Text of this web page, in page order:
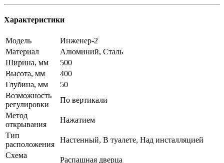
Характеристики
Модель
Инженер-2
Материал
Алюминий, Сталь
Ширина, мм
500
Высота, мм
400
Глубина, мм
50
Возможность
регулировки
По вертикали
Метод
открывания
Нажатием
Тип
расположения
Настенный, В туалете, Над инсталляцией
Схема
Распашная дверца